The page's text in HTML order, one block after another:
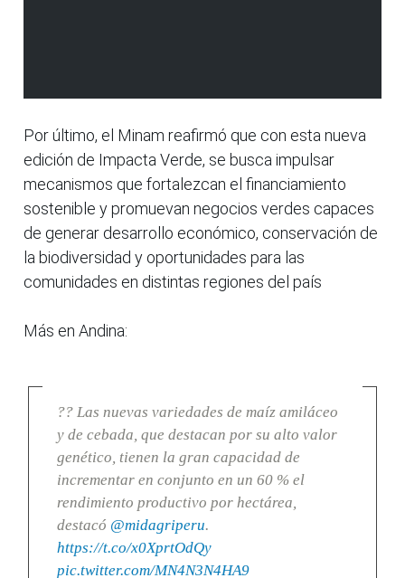
Por último, el Minam reafirmó que con esta nueva
edición de Impacta Verde, se busca impulsar
mecanismos que fortalezcan el financiamiento
sostenible y promuevan negocios verdes capaces
de generar desarrollo económico, conservación de
la biodiversidad y oportunidades para las
comunidades en distintas regiones del país
Más en Andina:
?? Las nuevas variedades de maíz amiláceo
y de cebada, que destacan por su alto valor
genético, tienen la gran capacidad de
incrementar en conjunto en un 60 % el
rendimiento productivo por hectárea,
destacó @midagriperu.
https://t.co/x0XprtOdQy
pic.twitter.com/MN4N3N4HA9